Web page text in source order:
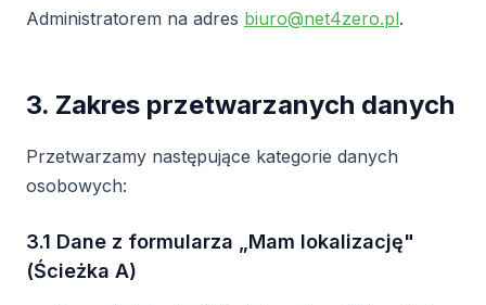
Administratorem na adres biuro@net4zero.pl.
3. Zakres przetwarzanych danych
Przetwarzamy następujące kategorie danych
osobowych:
3.1 Dane z formularza „Mam lokalizację"
(Ścieżka A)